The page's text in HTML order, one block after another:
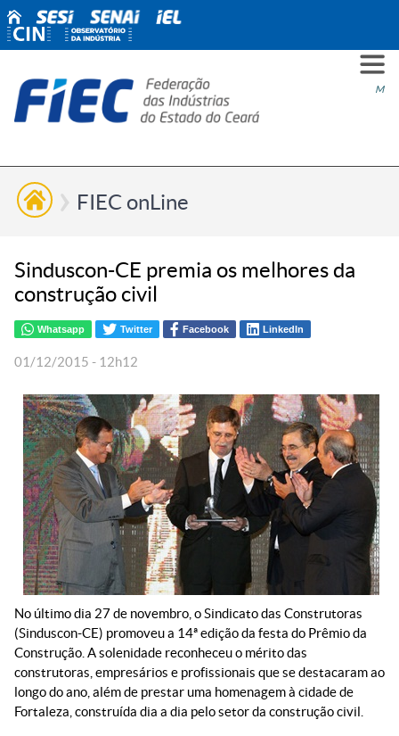
Menu
VOCÊ
ESG
NÓS
FIEC onLine
Sinduscon-CE premia os melhores da
construção civil
Whatsapp Twitter Facebook LinkedIn
01/12/2015 - 12h12
No último dia 27 de novembro, o Sindicato das Construtoras
(Sinduscon-CE) promoveu a 14ª edição da festa do Prêmio da
Construção. A solenidade reconheceu o mérito das
construtoras, empresários e profissionais que se destacaram ao
longo do ano, além de prestar uma homenagem à cidade de
Fortaleza, construída dia a dia pelo setor da construção civil.